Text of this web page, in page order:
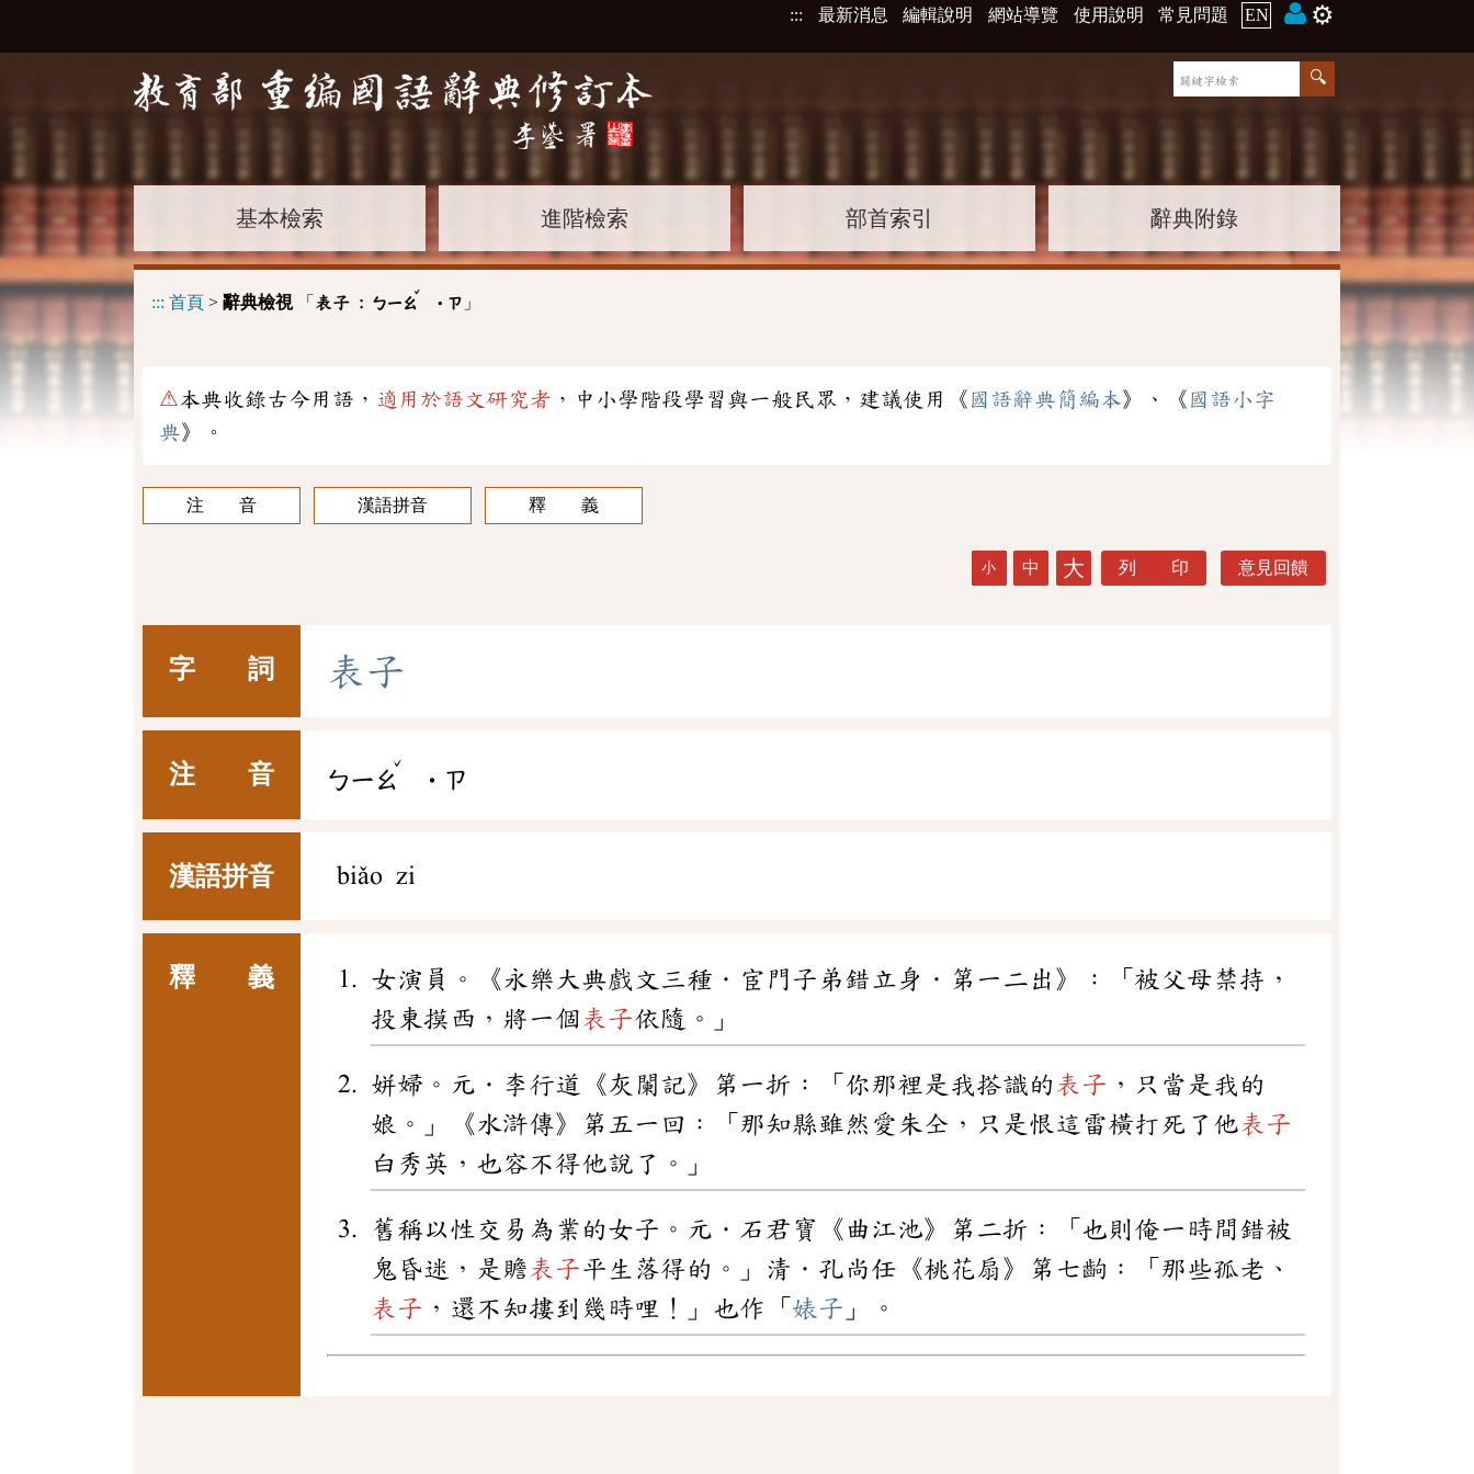
::: 最新消息 編輯說明 網站導覽 使用說明 常見問題 EN ⚙️
基本檢索 進階檢索 部首索引 辭典附錄
::: 首頁 > 辭典檢視「 表子 : ㄅㄧㄠ
ˇ
˙ㄗ 」
⚠本典收錄古今用語， 適用於語文研究者 ，中小學階段學習與一般民眾，建議使用《 國語辭典簡編本》、《 國語小字
典》。
注 音 漢語拼音 釋 義
小 中 大 列 印 意見回饋
字 詞 表 子
注 音 ㄅㄧㄠ
ˇ
˙ㄗ
漢語拼音 biǎo zi
釋 義
女演員。《永樂大典戲文三種．宦門子弟錯立身．第一二出》：「被父母禁持，
投東摸西，將一個表子依隨。」
姘婦。元．李行道《灰闌記》第一折：「你那裡是我搭識的 表子 ，只當是我的
娘。」《水滸傳》第五一回：「那知縣雖然愛朱仝，只是恨這雷橫打死了他表子
白秀英，也容不得他說了。」
舊稱以性交易為業的女子。元．石君寶《曲江池》第二折：「也則俺一時間錯被
鬼昏迷，是贍表子平生落得的。」清．孔尚任《桃花扇》第七齣：「那些孤老、
表子 ，還不知摟到幾時哩！」也作「 婊子 」。